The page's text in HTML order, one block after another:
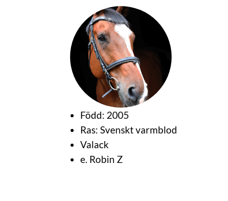
Född: 2005
Ras: Svenskt varmblod
Valack
e. Robin Z